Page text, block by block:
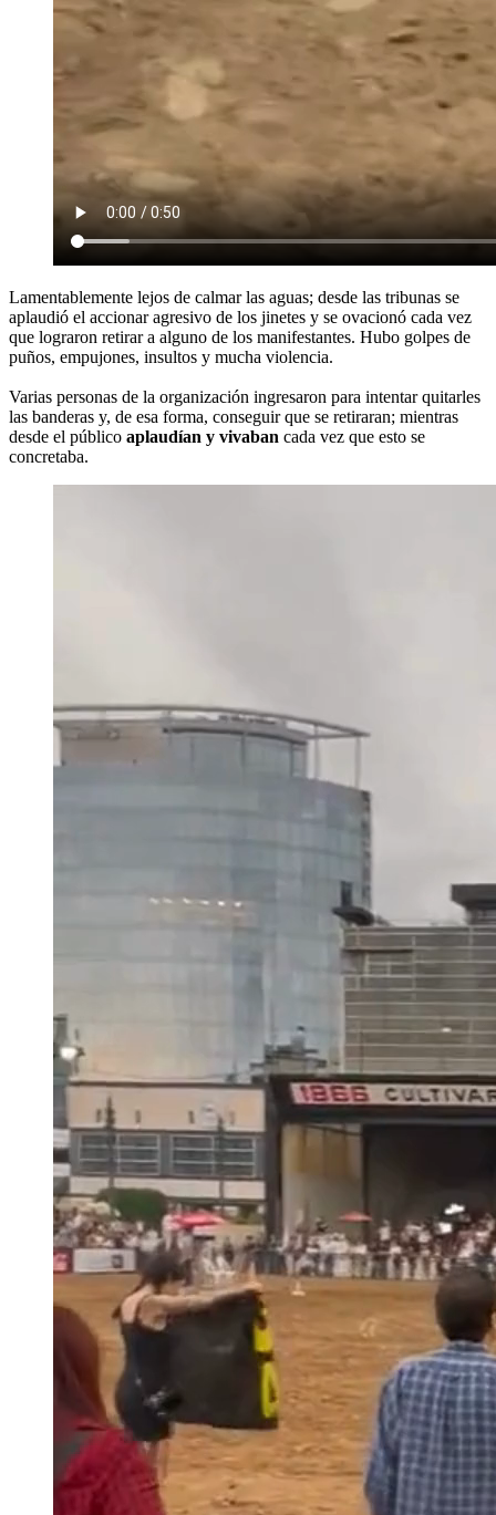
Lamentablemente lejos de calmar las aguas; desde las tribunas se
aplaudió el accionar agresivo de los jinetes y se ovacionó cada vez
que lograron retirar a alguno de los manifestantes. Hubo golpes de
puños, empujones, insultos y mucha violencia.
Varias personas de la organización ingresaron para intentar quitarles
las banderas y, de esa forma, conseguir que se retiraran; mientras
desde el público aplaudían y vivaban cada vez que esto se
concretaba.